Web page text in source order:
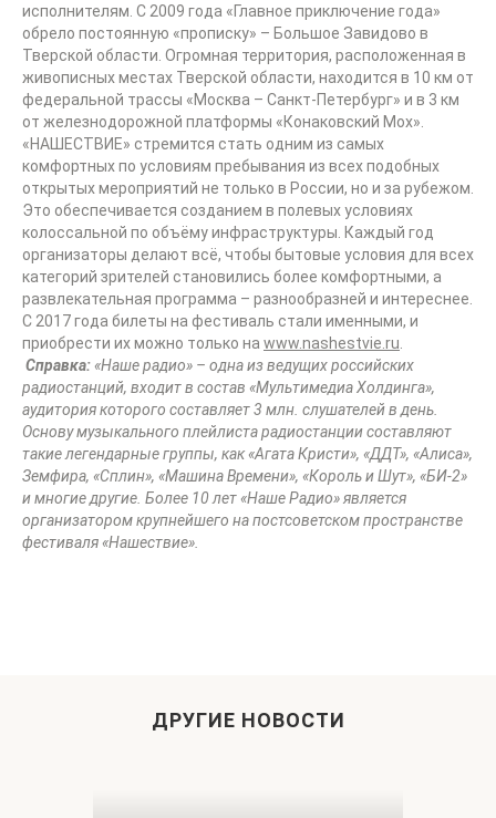
исполнителям. С 2009 года «Главное приключение года»
обрело постоянную «прописку» – Большое Завидово в
Тверской области. Огромная территория, расположенная в
живописных местах Тверской области, находится в 10 км от
федеральной трассы «Москва – Санкт-Петербург» и в 3 км
от железнодорожной платформы «Конаковский Мох».
«НАШЕСТВИЕ» стремится стать одним из самых
комфортных по условиям пребывания из всех подобных
открытых мероприятий не только в России, но и за рубежом.
Это обеспечивается созданием в полевых условиях
колоссальной по объёму инфраструктуры. Каждый год
организаторы делают всё, чтобы бытовые условия для всех
категорий зрителей становились более комфортными, а
развлекательная программа – разнообразней и интереснее.
С 2017 года билеты на фестиваль стали именными, и
приобрести их можно только на www.nashestvie.ru
Справка: «Наше радио» – одна из ведущих российских
радиостанций, входит в состав «Мультимедиа Холдинга»,
аудитория которого составляет 3 млн. слушателей в день.
Основу музыкального плейлиста радиостанции составляют
такие легендарные группы, как «Агата Кристи», «ДДТ», «Алиса»,
Земфира, «Сплин», «Машина Времени», «Король и Шут», «БИ-2»
и многие другие. Более 10 лет «Наше Радио» является
организатором крупнейшего на постсоветском пространстве
фестиваля «Нашествие».
ДРУГИЕ НОВОСТИ